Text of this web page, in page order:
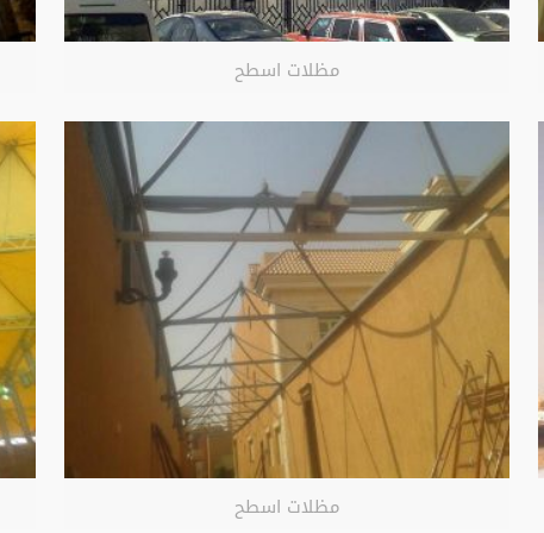
مظلات اسطح
مظلات اسطح